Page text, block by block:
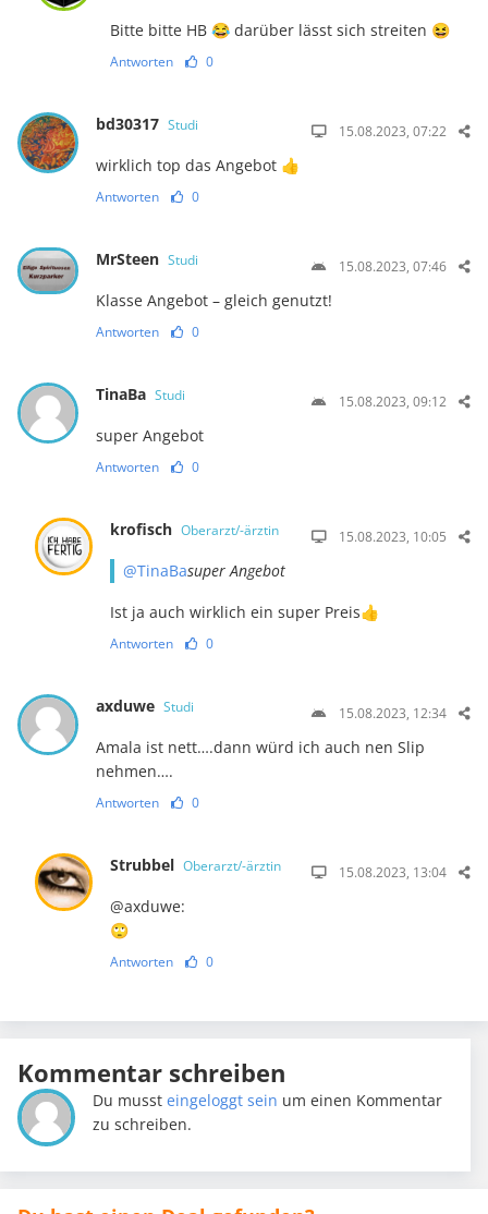
Bitte bitte HB 😂 darüber lässt sich streiten 😆
Antworten 0
bd30317 Studi 15.08.2023, 07:22
wirklich top das Angebot 👍
Antworten 0
MrSteen Studi 15.08.2023, 07:46
Klasse Angebot – gleich genutzt!
Antworten 0
TinaBa Studi 15.08.2023, 09:12
super Angebot
Antworten 0
krofisch Oberarzt/-ärztin 15.08.2023, 10:05
@TinaBasuper Angebot
Ist ja auch wirklich ein super Preis👍
Antworten 0
axduwe Studi 15.08.2023, 12:34
Amala ist nett….dann würd ich auch nen Slip
nehmen….
Antworten 0
Strubbel Oberarzt/-ärztin 15.08.2023, 13:04
@axduwe:
🙄
Antworten 0
Kommentar schreiben
Du mussteingeloggt sein um einen Kommentar
zu schreiben.